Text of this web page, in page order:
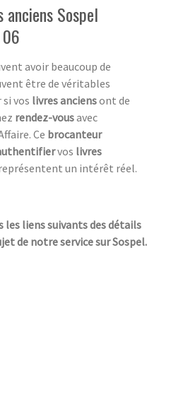
Sospel
avoir beaucoup de
être de véritables
si vos livres anciensont de
rendez-vousavec
Ce brocanteur
vos livres
un intérêt réel.
les liens suivants des détails
de notre service sur Sospel.